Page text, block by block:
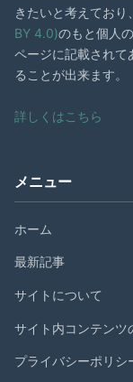
きたいと考えており、
BY 4.0)のもと個人
ページに記載されて
ることが出来ます。
詳しくはこちら
メニュー
ホーム
最新記事
サイトについて
サイト内コンテンツ
プライバシーポリシ